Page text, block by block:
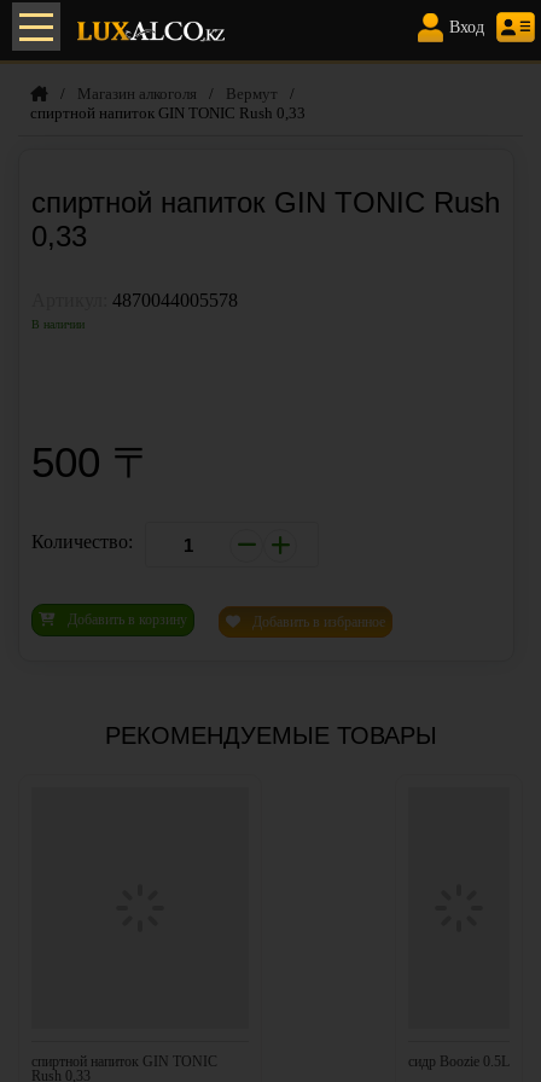
Элитный алкоголь с доставкой по Алматы
Вход
/ Магазин алкоголя / Вермут
/
спиртной напиток GIN TONIC Rush 0,33
спиртной напиток GIN TONIC Rush
0,33
4870044005578
В наличии
500 〒
Количество:
Добавить в корзину Добавить в избранное
РЕКОМЕНДУЕМЫЕ ТОВАРЫ
спиртной напиток GIN TONIC
Rush 0,33
сидр Boozie 0.5L